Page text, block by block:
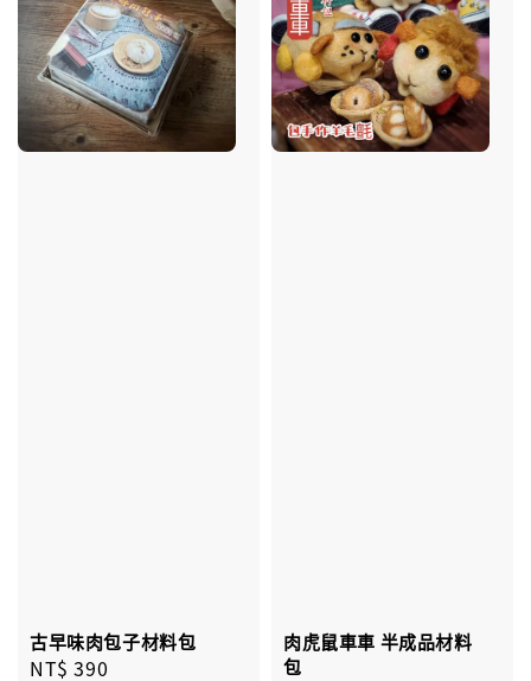
古早味肉包子材料包
Regular
NT$ 390
肉虎鼠車車 半成品材料
包